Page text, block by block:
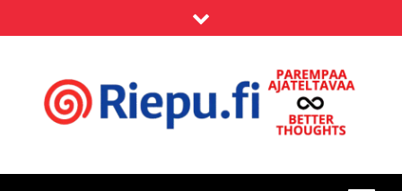
to
Riepu.fi